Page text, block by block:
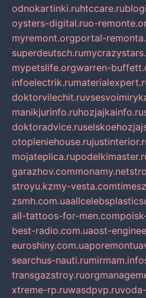
odnokartinki.ruhtccare.ru
oysters-digital.ruo-
myremont.orgportal-
superdeutsch.ru
mypetslife.orgwarren-
infoelectrik.ru
doktorvilechit.ru
manikjurinfo.ruhozjajkainfo.ru
doktoradvice.ru
otopleniehouse.ru
mojateplica.ru
garazhov.commonamy.net
stroyu.kzmy-vesta.com
zsmh.com.ua
all-tattoos-for-men.com
best-radio.com.uaost-
euroshiny.com.ua
searchus-nauti.rumirmam.info
transgazstroy.ru
xtreme-rp.ruwasdpvp.ru